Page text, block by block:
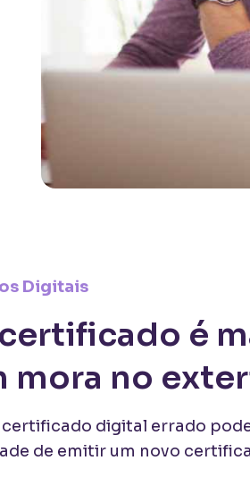
Digitais
é
mora no
certificado digital errado
de emitir um novo